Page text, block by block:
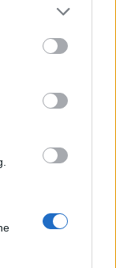
more Google
may click to
party tags to
below Google